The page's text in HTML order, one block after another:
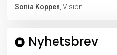
Sonia Koppen , Vision
Nyhetsbrev